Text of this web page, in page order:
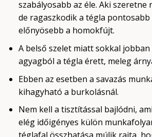
szabályosabb az éle. Aki szeretne
de ragaszkodik a tégla pontosabb
előnyösebb a homokfújt.
A belső szelet miatt sokkal jobban
agyagból a tégla érett, meleg
Ebben az esetben a savazás
kihagyható a burkolásnál.
Nem kell a tisztítással bajlódni,
elég időigényes külön